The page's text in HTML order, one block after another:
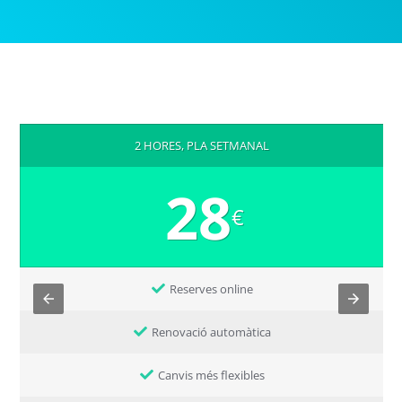
2 HORES, PLA SETMANAL
28€
Reserves online
Renovació automàtica
Canvis més flexibles